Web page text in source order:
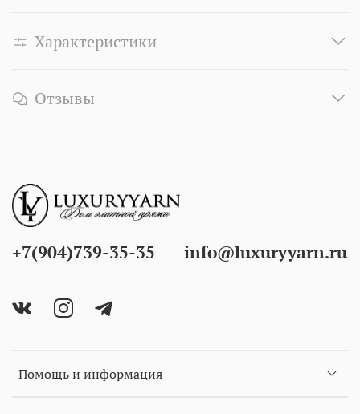
Характеристики
Отзывы
Помощь и информация
+7(904)739-35-35 info@luxuryyarn.ru